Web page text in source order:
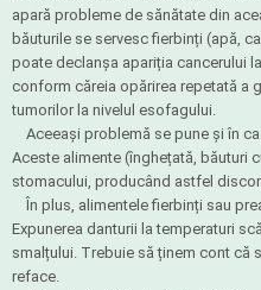
apară probleme de sănătate din
băuturile se servesc fierbinți (apă,
poate declanșa apariția cancerului
conform căreia opărirea repetată a
tumorilor la nivelul esofagului.
Aceeași problemă se pune și în
Aceste alimente (înghețată, băuturi
stomacului, producând astfel
În plus, alimentele fierbinți sau
Expunerea danturii la temperaturi
smalțului. Trebuie să ținem cont că
reface.